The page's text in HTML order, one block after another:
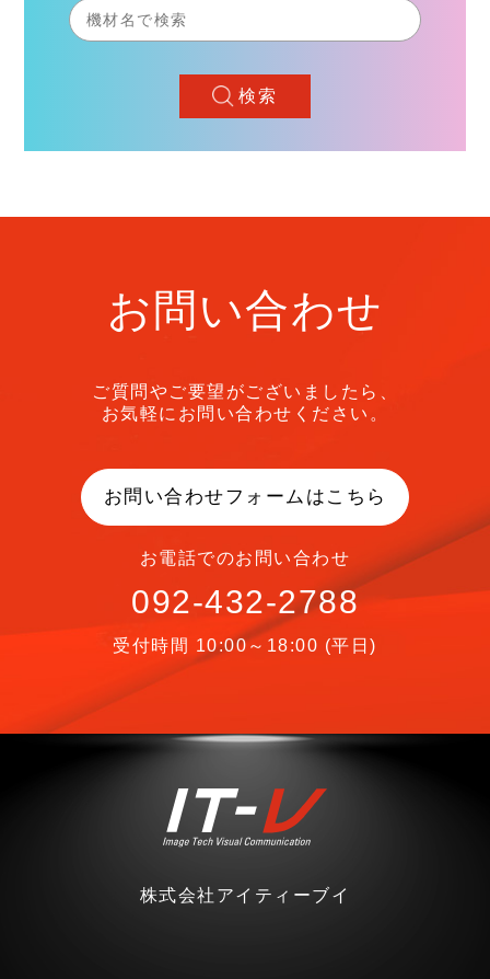
検索
お問い合わせ
ご質問やご要望がございましたら、
お気軽にお問い合わせください。
お問い合わせフォームはこちら
お電話でのお問い合わせ
092-432-2788
受付時間 10:00～18:00 (平日)
株式会社アイティーブイ